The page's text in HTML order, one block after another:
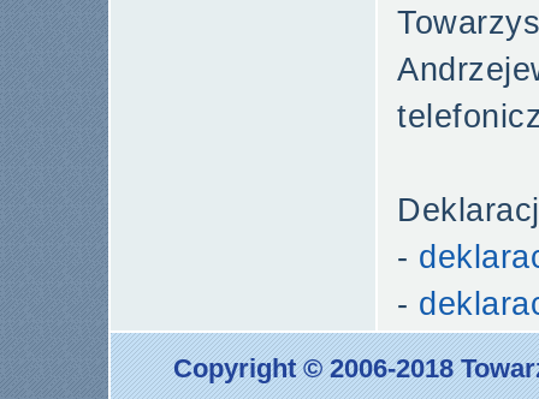
-
-
Copyright © 2006-2018